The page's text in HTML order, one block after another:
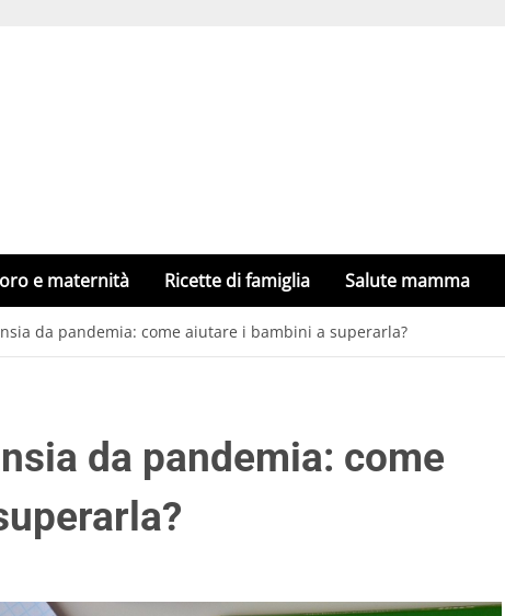
e maternità Ricette di famiglia Salute mamma
da pandemia: come aiutare i bambini a superarla?
da pandemia: come